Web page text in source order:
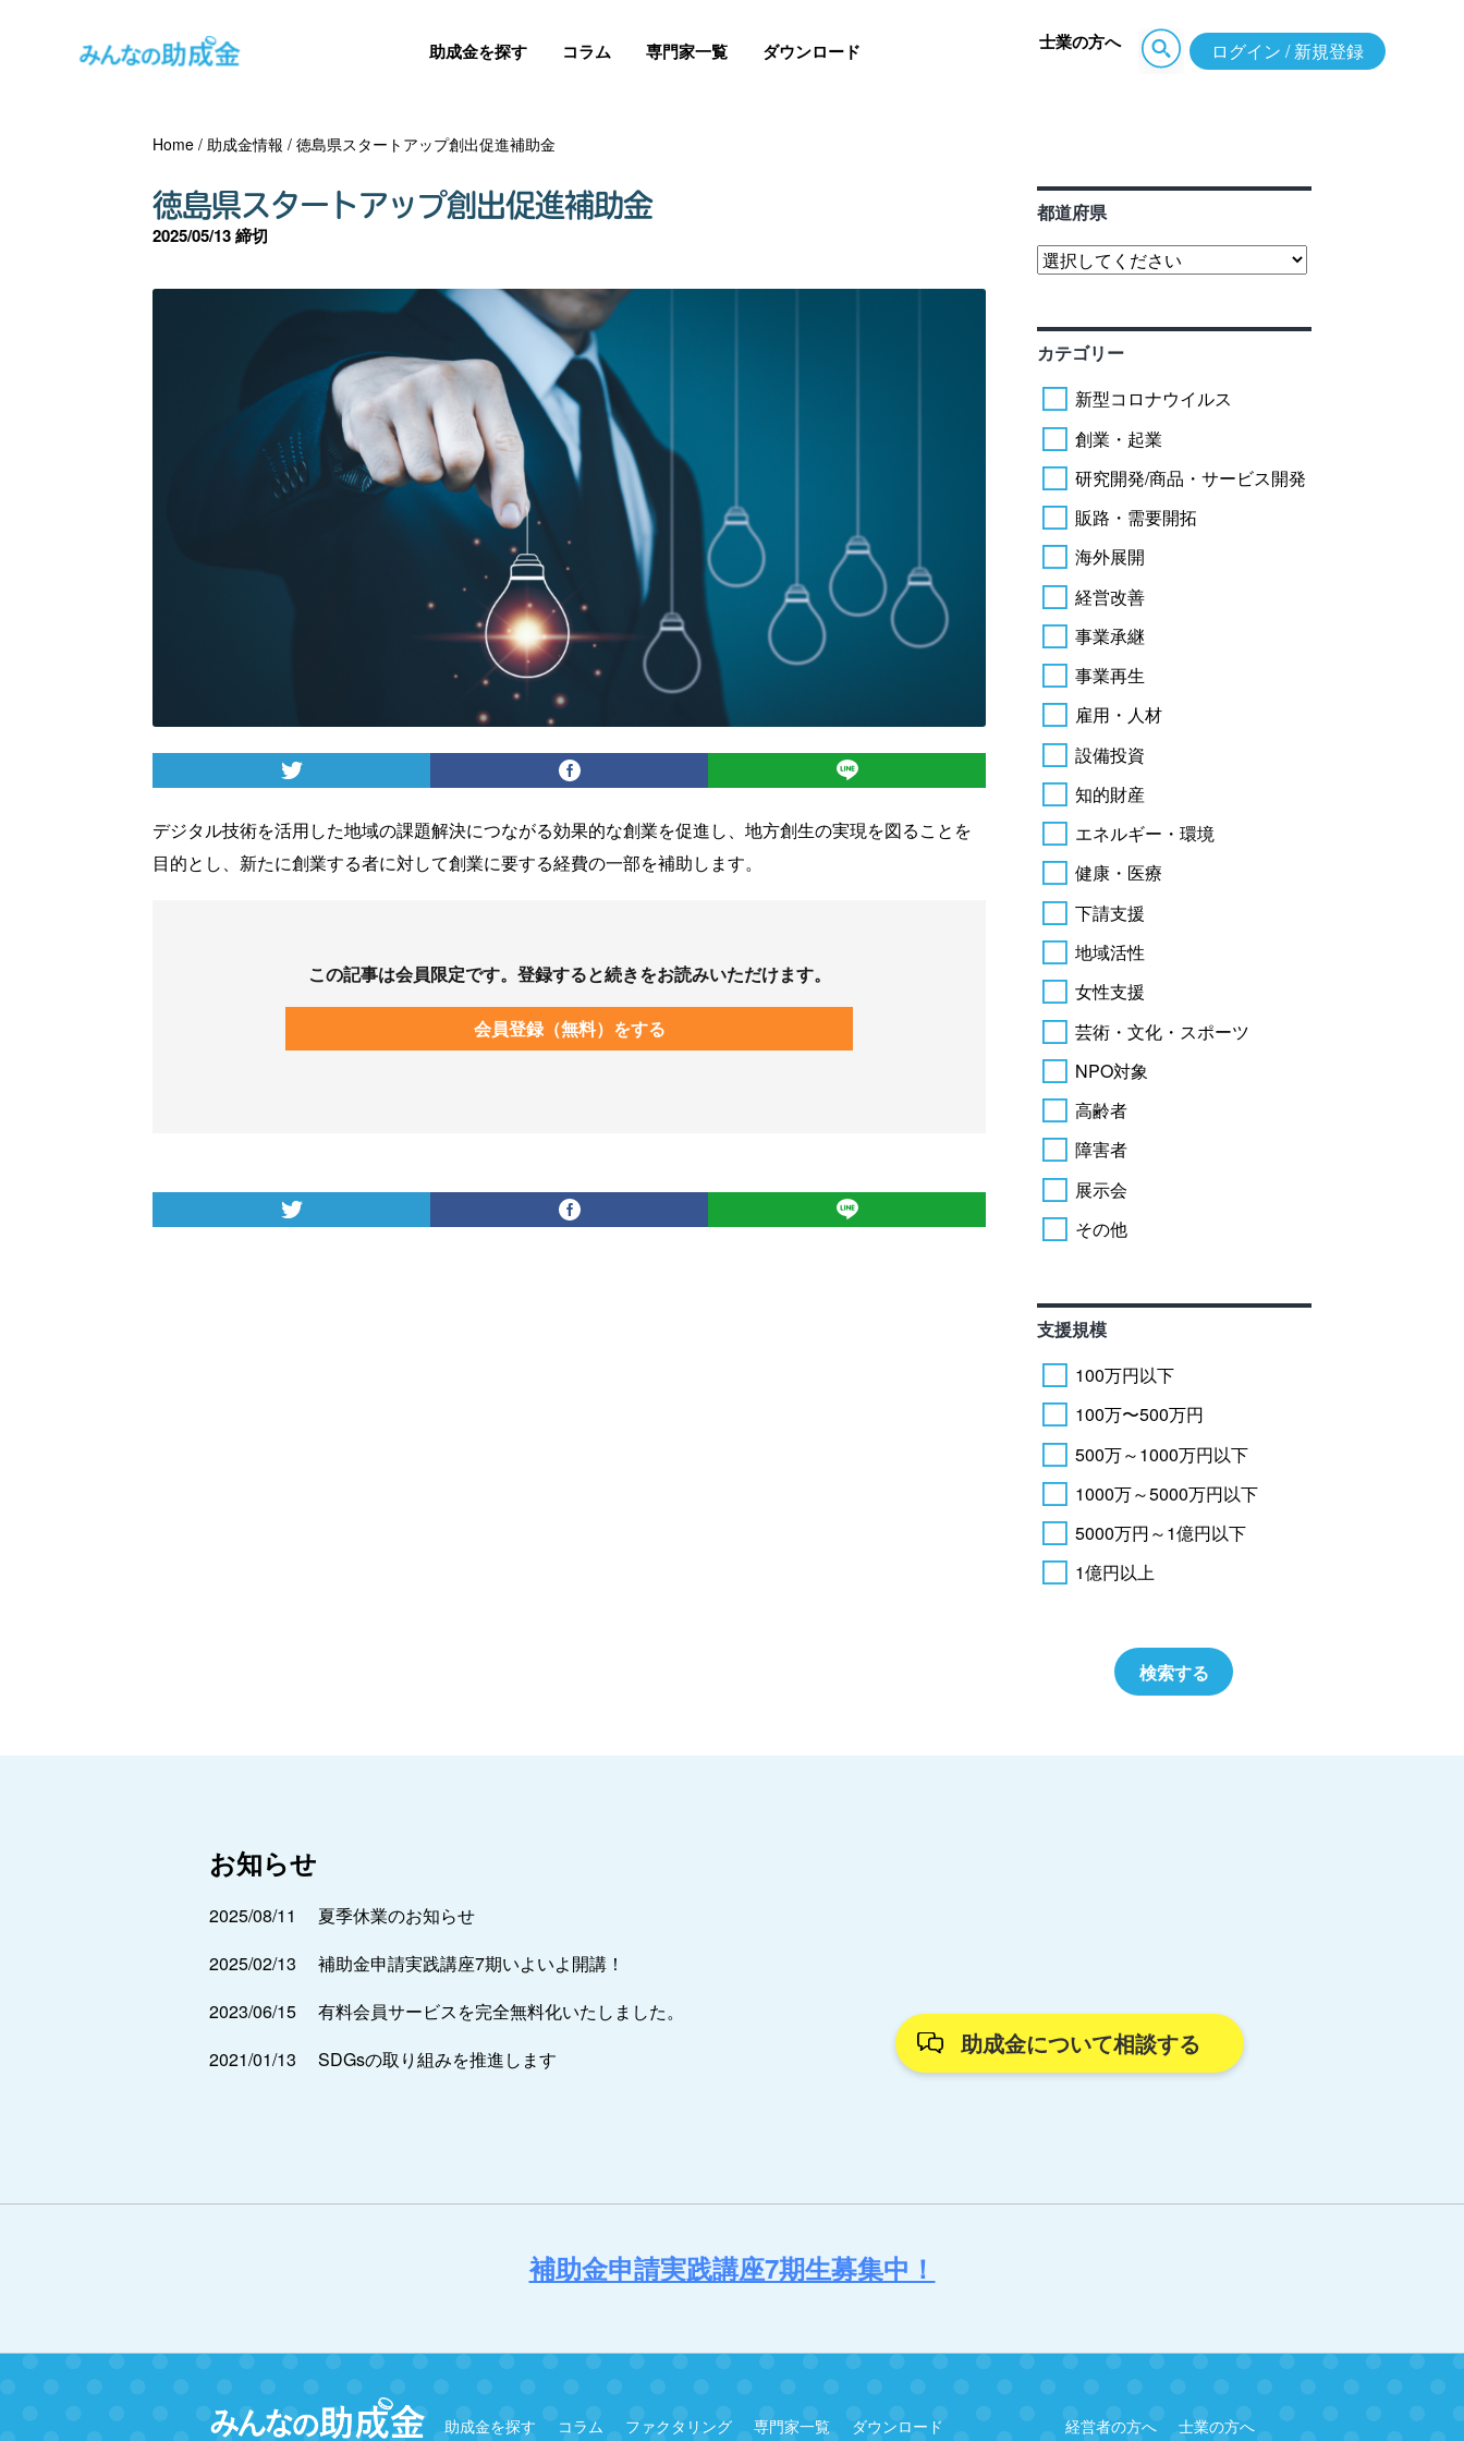
助成金を探す コラム 専門家一覧 ダウンロード 士業の方へ ログイン / 新規登録
Home /助成金情報 /徳島県スタートアップ創出促進補助金
徳島県スタートアップ創出促進補助金
2025/05/13 締切
デジタル技術を活用した地域の課題解決につながる効果的な創業を促進し、地方創生の実現を図ることを
目的とし、新たに創業する者に対して創業に要する経費の一部を補助します。
この記事は会員限定です。登録すると続きをお読みいただけます。
会員登録（無料）をする
都道府県
カテゴリー
新型コロナウイルス
創業・起業
研究開発/商品・サービス開発
販路・需要開拓
海外展開
経営改善
事業承継
事業再生
雇用・人材
設備投資
知的財産
エネルギー・環境
健康・医療
下請支援
地域活性
女性支援
芸術・文化・スポーツ
NPO対象
高齢者
障害者
展示会
その他
支援規模
100万円以下
100万〜500万円
500万～1000万円以下
1000万～5000万円以下
5000万円～1億円以下
1億円以上
お知らせ
2025/08/11
夏季休業のお知らせ
2025/02/13
補助金申請実践講座7期いよいよ開講！
2023/06/15
有料会員サービスを完全無料化いたしました。
2021/01/13
SDGsの取り組みを推進します
助成金について相談する
補助金申請実践講座7期生募集中！
助成金を探す コラム ファクタリング 専門家一覧 ダウンロード 経営者の方へ 士業の方へ